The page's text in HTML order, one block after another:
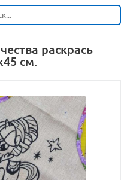
раскрась
см.